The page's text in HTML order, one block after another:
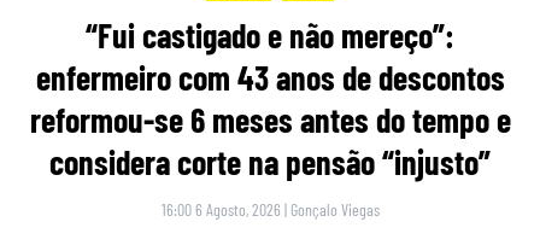
“Fui castigado e não mereço”:
enfermeiro com 43 anos de descontos
reformou-se 6 meses antes do tempo e
considera corte na pensão “injusto”
16:00 6 Agosto, 2026 | Gonçalo Viegas